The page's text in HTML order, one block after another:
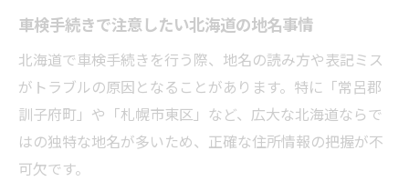
車検手続きで注意したい北海道の地名事情
北海道で車検手続きを行う際、地名の読み方や表記ミス
がトラブルの原因となることがあります。特に「常呂郡
訓子府町」や「札幌市東区」など、広大な北海道ならで
はの独特な地名が多いため、正確な住所情報の把握が不
可欠です。